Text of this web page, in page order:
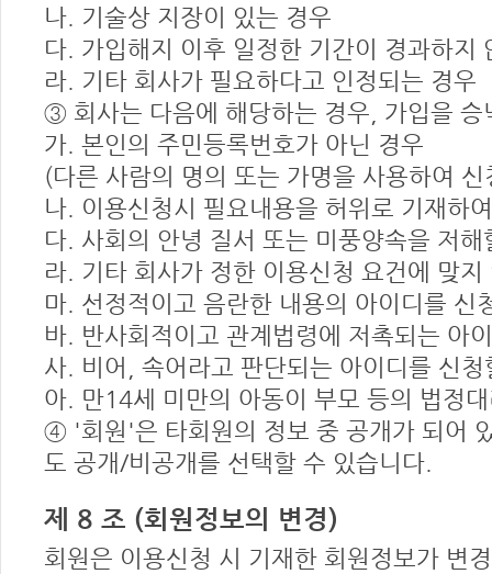
나. 기술상 지장이 있는 경우
다. 가입해지 이후 일정한 기간이 경과하지
라. 기타 회사가 필요하다고 인정되는 경우
③ 회사는 다음에 해당하는 경우, 가입을 승
가. 본인의 주민등록번호가 아닌 경우
(다른 사람의 명의 또는 가명을 사용하여
나. 이용신청시 필요내용을 허위로 기재하
다. 사회의 안녕 질서 또는 미풍양속을 저
라. 기타 회사가 정한 이용신청 요건에 맞지
마. 선정적이고 음란한 내용의 아이디를 신
바. 반사회적이고 관계법령에 저촉되는 아
사. 비어, 속어라고 판단되는 아이디를 신청
아. 만14세 미만의 아동이 부모 등의 법정
④ '회원'은 타회원의 정보 중 공개가 되어
도 공개/비공개를 선택할 수 있습니다.
제 8 조 (회원정보의 변경)
회원은 이용신청 시 기재한 회원정보가 변